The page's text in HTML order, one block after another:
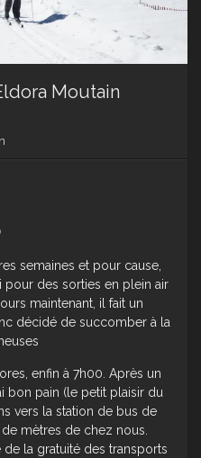
Moutain
semaines et pour cause,
pour des sorties en plein air
maintenant, il fait un
décidé de succomber à la
enfin à 7h00. Après un
bon pain (le petit plaisir du
vers la station de bus de
mètres de chez nous.
la gratuité des transports